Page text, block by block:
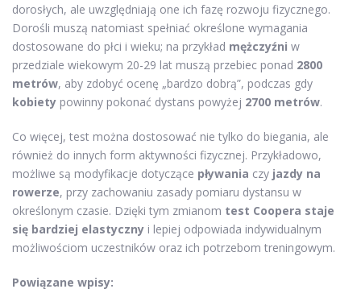
dorosłych, ale uwzględniają one ich fazę rozwoju fizycznego.
Dorośli muszą natomiast spełniać określone wymagania
dostosowane do płci i wieku; na przykład mężczyźni w
przedziale wiekowym 20-29 lat muszą przebiec ponad 2800
metrów, aby zdobyć ocenę „bardzo dobrą”, podczas gdy
kobiety powinny pokonać dystans powyżej 2700 metrów.
Co więcej, test można dostosować nie tylko do biegania, ale
również do innych form aktywności fizycznej. Przykładowo,
możliwe są modyfikacje dotyczące pływania czy jazdy na
rowerze, przy zachowaniu zasady pomiaru dystansu w
określonym czasie. Dzięki tym zmianom test Coopera staje
się bardziej elastyczny i lepiej odpowiada indywidualnym
możliwościom uczestników oraz ich potrzebom treningowym.
Powiązane wpisy: